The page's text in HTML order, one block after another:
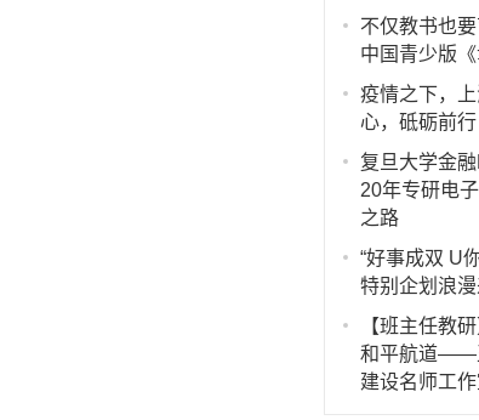
不仅教书也
中国青少版《
疫情之下，
心，砥砺前行
复旦大学金融
20年专研电
之路
“好事成双 U
特别企划浪
【班主任教
和平航道——
建设名师工